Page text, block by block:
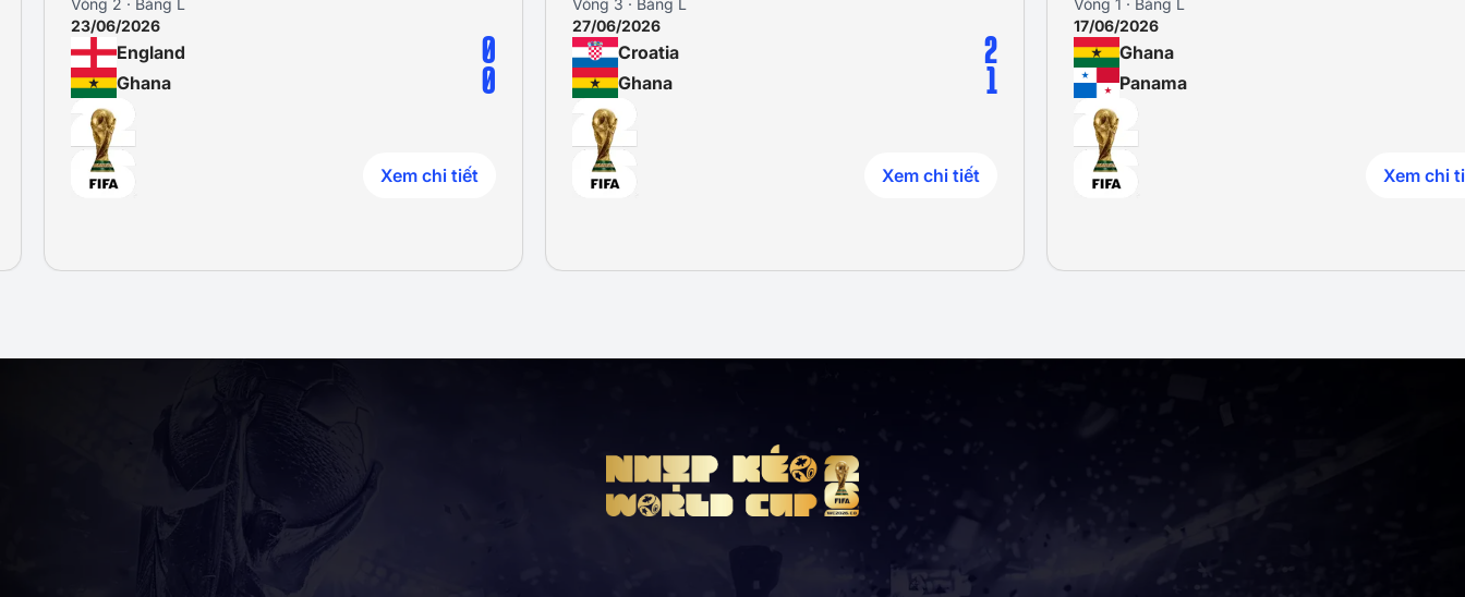
Vòng 2 · Bảng L
23/06/2026
England
Ghana
0
0
Xem chi tiết
Vòng 3 · Bảng L
27/06/2026
Croatia
Ghana
2
1
Xem chi tiết
Vòng 1 · Bảng L
17/06/2026
Ghana
Panama
Xem chi